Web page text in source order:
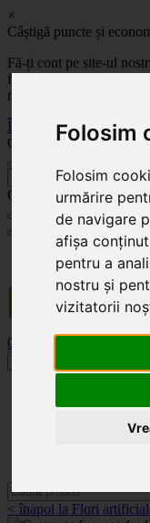
Folosim
Folosim
urmărire
de navigare
afișa
pentru a
nostru și
vizitatorii
×
Câștigă puncte și
Fă-ți cont pe site-ul
fiecare comandă! Cu
mult!
Înregistrează-te acum
Celoplast
Celoplast
Transportul este GRATUIT
valoare de
0
Categorii
< înapoi la Flori